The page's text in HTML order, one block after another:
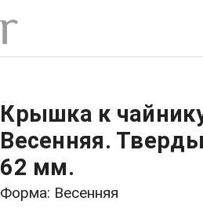
Крышка к
Весенняя.
62 мм.
Форма: Весенняя